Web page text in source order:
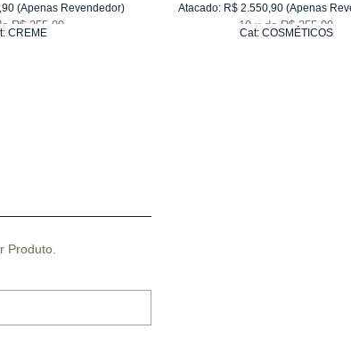
(Apenas Revendedor)
R$ 255,09
CREME
Atacado: R$ 2.550,90 (Apenas
10 x de R$ 255,09
Cat: COSMÉTICOS
Produto.